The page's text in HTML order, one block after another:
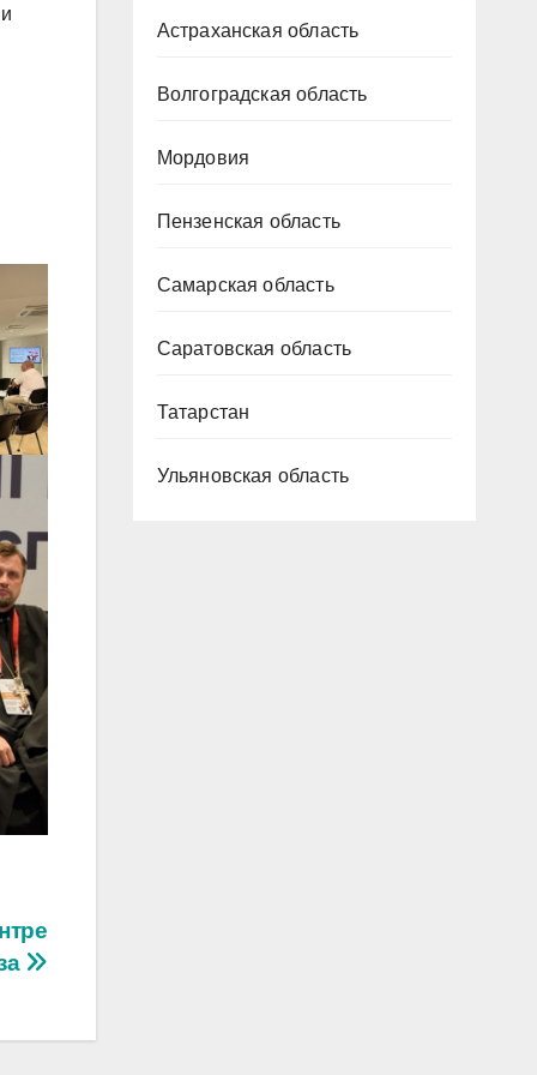
Астраханская область
Волгоградская область
Мордовия
Пензенская область
Самарская область
Саратовская область
Татарстан
Ульяновская область